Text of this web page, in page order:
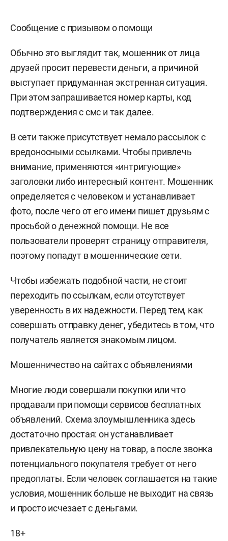
Сообщение с призывом о помощи
Обычно это выглядит так, мошенник от лица
друзей просит перевести деньги, а причиной
выступает придуманная экстренная ситуация.
При этом запрашивается номер карты, код
подтверждения с смс и так далее.
В сети также присутствует немало рассылок с
вредоносными ссылками. Чтобы привлечь
внимание, применяются «интригующие»
заголовки либо интересный контент. Мошенник
определяется с человеком и устанавливает
фото, после чего от его имени пишет друзьям с
просьбой о денежной помощи. Не все
пользователи проверят страницу отправителя,
поэтому попадут в мошеннические сети.
Чтобы избежать подобной части, не стоит
переходить по ссылкам, если отсутствует
уверенность в их надежности. Перед тем, как
совершать отправку денег, убедитесь в том, что
получатель является знакомым лицом.
Мошенничество на сайтах с объявлениями
Многие люди совершали покупки или что
продавали при помощи сервисов бесплатных
объявлений. Схема злоумышленника здесь
достаточно простая: он устанавливает
привлекательную цену на товар, а после звонка
потенциального покупателя требует от него
предоплаты. Если человек соглашается на такие
условия, мошенник больше не выходит на связь
и просто исчезает с деньгами.
18+